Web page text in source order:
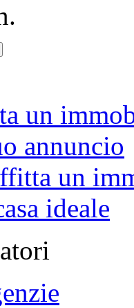
un
annuncio
un
ideale